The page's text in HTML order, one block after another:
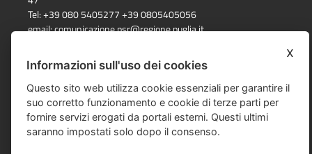
Tel: +39 080 5405277 +39 0805405056
email:comunicazione.psr@regione.puglia.it
Note Legali
Cookie e privacy
x
Informazioni sull'uso dei cookies
Questo sito web utilizza cookie essenziali per garantire il
suo corretto funzionamento e cookie di terze parti per
fornire servizi erogati da portali esterni. Questi ultimi
saranno impostati solo dopo il consenso.